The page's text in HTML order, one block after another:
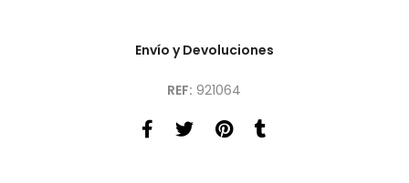
Envío y Devoluciones
REF: 921064